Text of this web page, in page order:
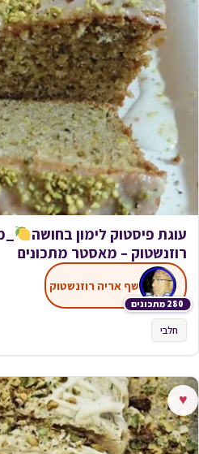
עוגת פיסטוק לימון בחושה
רוזנשטוק – מאסטר מתכונים
280 מתכונים
שף אריה רוזנשטוק
חלבי
♥